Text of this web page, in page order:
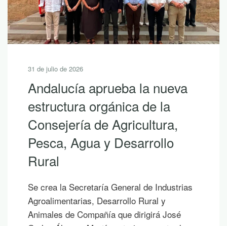
30 de julio de 2026
10 lecturas de verano para
descubrir la riqueza de
Andalucía con LEADER
Si hoy es uno de esos días prometedores en
los que ya empiezas a saborear y planificar
publicaciones para leer junto al mar, bajo la
sombra de un árbol o mientras contemplas
un atardecer en la montaña.